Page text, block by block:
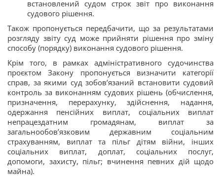
встановлений судом строк звіт про виконання
судового рішення.
Також пропонується передбачити, що за результатами
розгляду звіту суд може прийняти рішення про зміну
способу (порядку) виконання судового рішення.
Крім того, в рамках адміністративного судочинства
проєктом Закону пропонується визначити категорії
справ, за якими суд зобов’язаний встановити судовий
контроль за виконанням судових рішень (обчислення,
призначення, перерахунку, здійснення, надання,
одержання пенсійних виплат, соціальних виплат
непрацездатним громадянам, виплат за
загальнообов’язковим державним соціальним
страхуванням, виплат та пільг дітям війни, інших
соціальних виплат, доплат, соціальних послуг,
допомоги, захисту, пільг; вчинення певних дій щодо
майна).